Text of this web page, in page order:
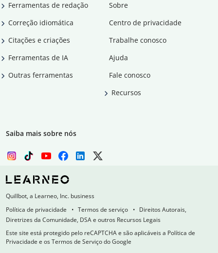
Ferramentas de redação
Correção idiomática
Citações e criações
Ferramentas de IA
Outras ferramentas
Sobre
Centro de privacidade
Trabalhe conosco
Ajuda
Fale conosco
Recursos
Saiba mais sobre nós
Quillbot, a Learneo, Inc. business
Política de privacidade
Termos de serviço
Direitos Autorais,
Diretrizes da Comunidade, DSA e outros Recursos Legais
Este site está protegido pelo reCAPTCHA e são aplicáveis a Política de
Privacidade e os Termos de Serviço do Google